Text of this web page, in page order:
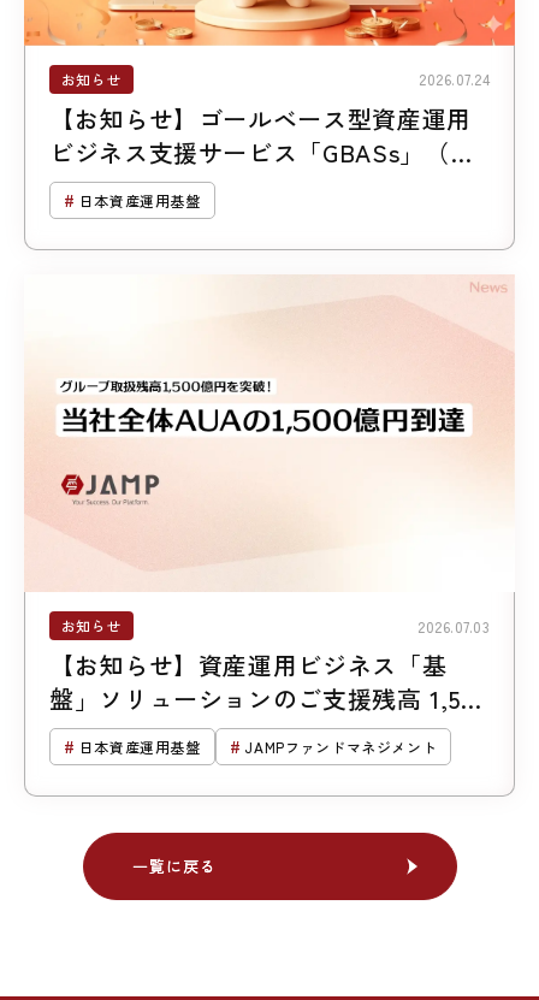
お知らせ 2026.07.24
【お知らせ】ゴールベース型資産運用
ビジネス支援サービス「GBASs」（ジ
ーバス）のご支援残高1,300億円突破
日本資産運用基盤
お知らせ 2026.07.03
【お知らせ】資産運用ビジネス「基
盤」ソリューションのご支援残高 1,500
億円突破
日本資産運用基盤 JAMPファンドマネジメント
一覧に戻る
一覧に戻る